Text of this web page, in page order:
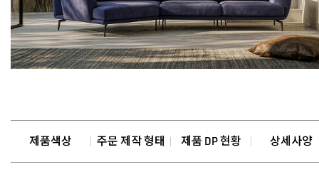
제품색상 주문 제작 형태 제품 DP 현황 상세사양